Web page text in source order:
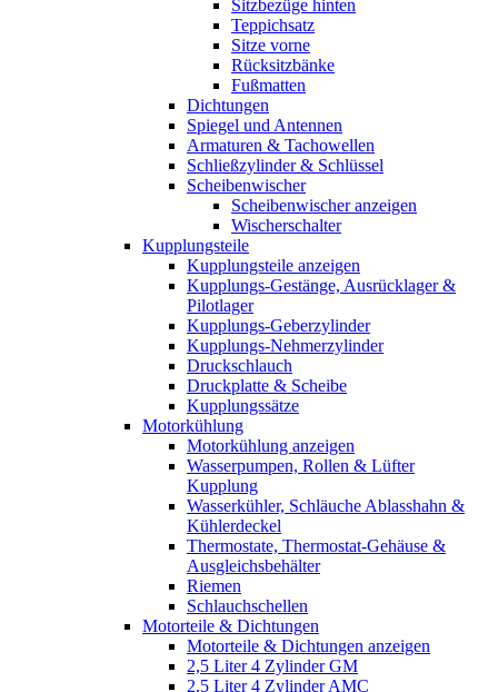
Sitzbezüge hinten
Teppichsatz
Sitze vorne
Rücksitzbänke
Fußmatten
Dichtungen
Spiegel und Antennen
Armaturen & Tachowellen
Schließzylinder & Schlüssel
Scheibenwischer
Scheibenwischer anzeigen
Wischerschalter
Kupplungsteile
Kupplungsteile anzeigen
Kupplungs-Gestänge, Ausrücklager &
Pilotlager
Kupplungs-Geberzylinder
Kupplungs-Nehmerzylinder
Druckschlauch
Druckplatte & Scheibe
Kupplungssätze
Motorkühlung
Motorkühlung anzeigen
Wasserpumpen, Rollen & Lüfter
Kupplung
Wasserkühler, Schläuche Ablasshahn &
Kühlerdeckel
Thermostate, Thermostat-Gehäuse &
Ausgleichsbehälter
Riemen
Schlauchschellen
Motorteile & Dichtungen
Motorteile & Dichtungen anzeigen
2,5 Liter 4 Zylinder GM
2,5 Liter 4 Zylinder AMC